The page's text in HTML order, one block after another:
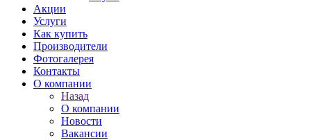
Акции
Услуги
Как купить
Производители
Фотогалерея
Контакты
О компании
Назад
О компании
Новости
Вакансии